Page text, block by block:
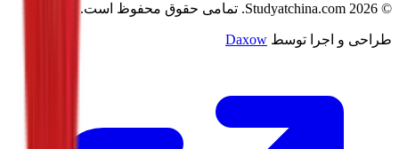
©
2026 تمامی حقوق محفوظ است.
طراحی و اجرا توسط Daxow